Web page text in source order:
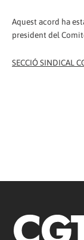
Aquest acord ha
president del
SECCIÓ SINDICAL